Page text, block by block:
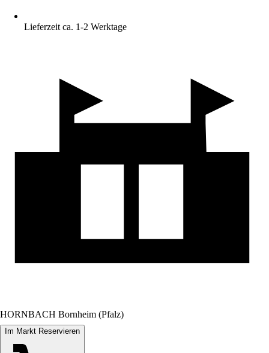
Lieferzeit ca. 1-2 Werktage
HORNBACH Bornheim (Pfalz)
Im Markt Reservieren